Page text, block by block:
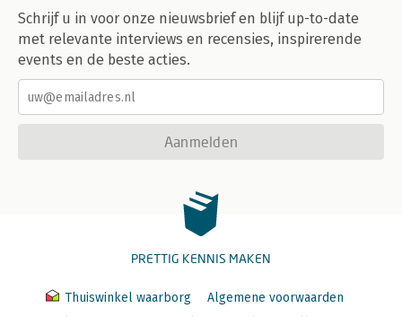
Schrijf u in voor onze nieuwsbrief en blijf up-to-date
met relevante interviews en recensies, inspirerende
events en de beste acties.
Aanmelden
PRETTIG KENNIS MAKEN
Thuiswinkel waarborg
Algemene voorwaarden